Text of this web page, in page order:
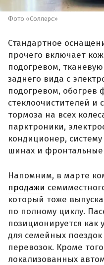
Фото «Соллерс»
Стандартное
прочего включает
подогревом,
заднего вида с
подогревом, обогрев
стеклоочистителей и
тормоза на всех
парктроники,
кондиционер,
шинах и фронтальные
Напомним, в марте
продажи
который тоже
по полному циклу.
позиционируется
для семейных
перевозок. Кроме
локализованных